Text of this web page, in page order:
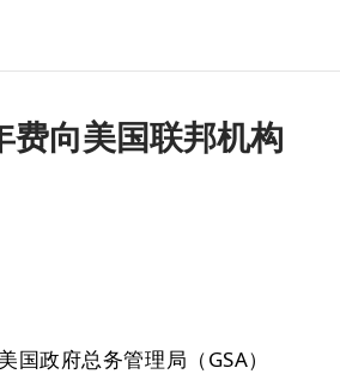
向美国联邦机构
政府总务管理局（GSA）